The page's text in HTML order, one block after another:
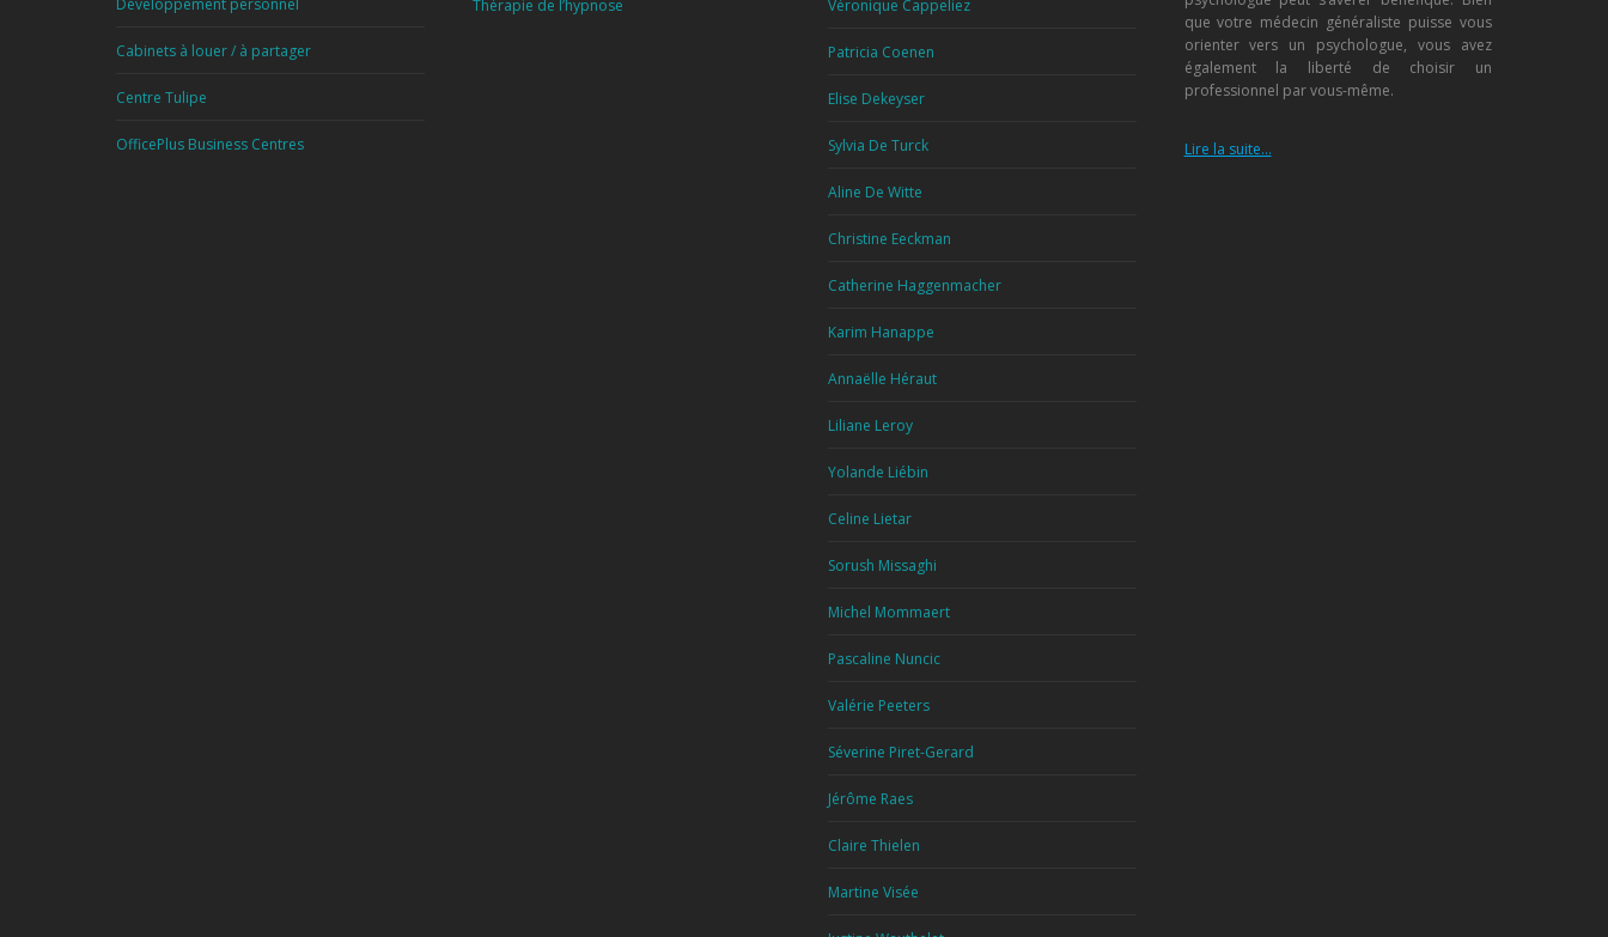
Cabinets à louer / à partager
Centre Tulipe
OfficePlus Business Centres
Thérapie de l’hypnose Véronique Cappeliez
Patricia Coenen
Elise Dekeyser
Sylvia De Turck
Aline De Witte
Christine Eeckman
Catherine Haggenmacher
Karim Hanappe
Annaëlle Héraut
Liliane Leroy
Yolande Liébin
Celine Lietar
Sorush Missaghi
Michel Mommaert
Pascaline Nuncic
Valérie Peeters
Séverine Piret-Gerard
Jérôme Raes
Claire Thielen
Martine Visée
que votre médecin généraliste puisse vous
orienter vers un psychologue, vous avez
également la liberté de choisir un
professionnel par vous-même.
Lire la suite…